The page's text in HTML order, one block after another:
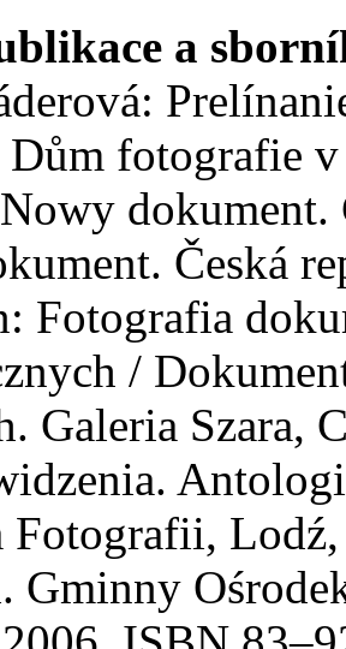
a
fotografie v
dokument.
Česká
Fotografia
/
Galeria Szara,
Fotografii,
Gminny